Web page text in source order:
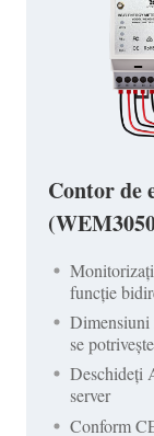
Contor de
funcție
Dimensiuni
se
Deschideți
server
Conform